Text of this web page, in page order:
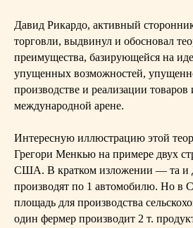
Давид Рикардо, активный
торговли, выдвинул и обосновал
преимущества, базирующейся на
упущенных возможностей,
производстве и реализации товаров
международной арене.
Интересную иллюстрацию этой
Грегори Менкью на примере двух
США. В кратком изложении — та и
производят по 1 автомобилю. Но
площадь для производства
один фермер производит 2 т.